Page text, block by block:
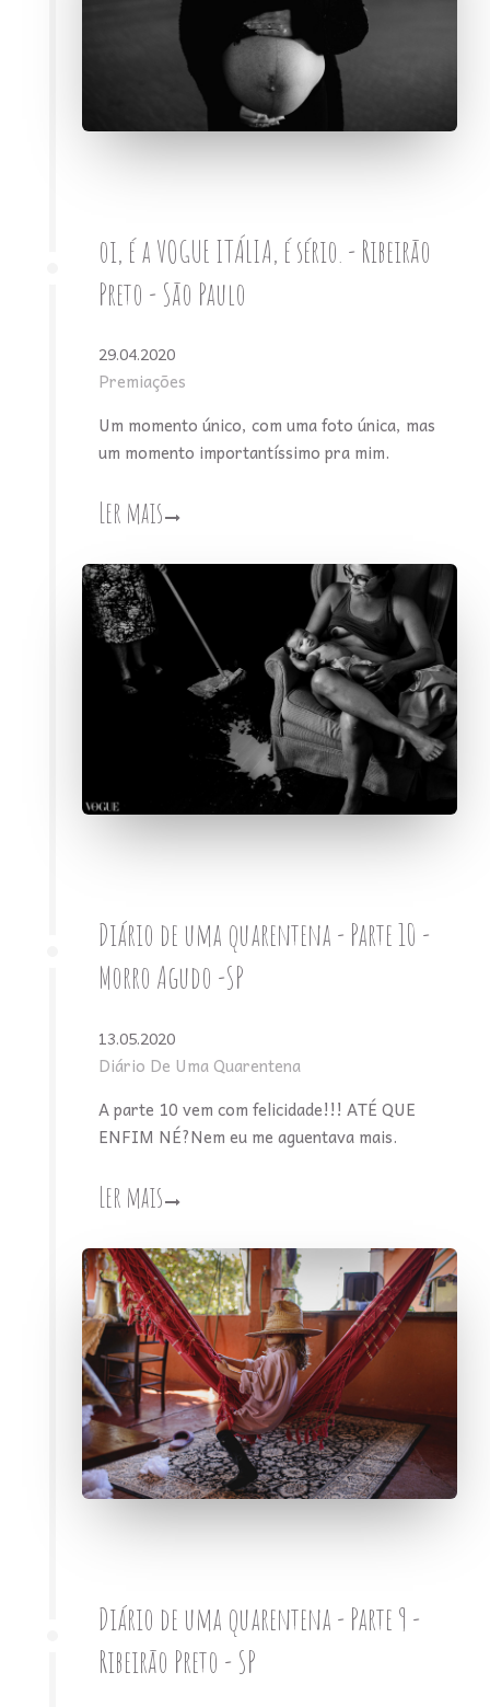
oi, é a VOGUE ITÁLIA, é sério. - Ribeirão
Preto - São Paulo
29.04.2020
Premiações
Um momento único, com uma foto única, mas
um momento importantíssimo pra mim.
Ler mais
Diário de uma quarentena - Parte 10 -
Morro Agudo -SP
13.05.2020
Diário De Uma Quarentena
A parte 10 vem com felicidade!!! ATÉ QUE
ENFIM NÉ?Nem eu me aguentava mais.
Ler mais
Diário de uma quarentena - Parte 9 -
Ribeirão Preto - SP